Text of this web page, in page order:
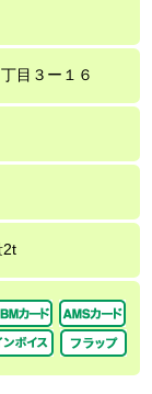
目３ー１６
2t